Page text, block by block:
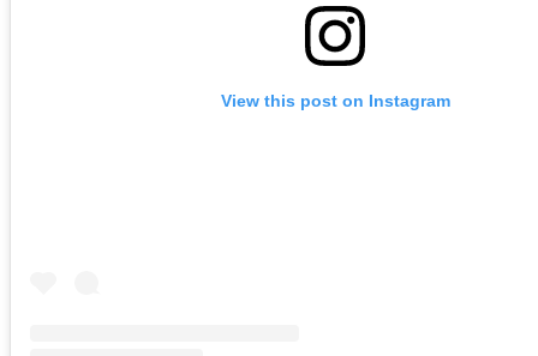
View this post on Instagram